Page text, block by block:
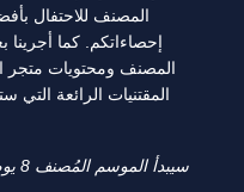
المصنف للاحتفال
إحصاءاتكم. كما
المصنف ومحتويات متجر
المقتنيات الرائعة التي